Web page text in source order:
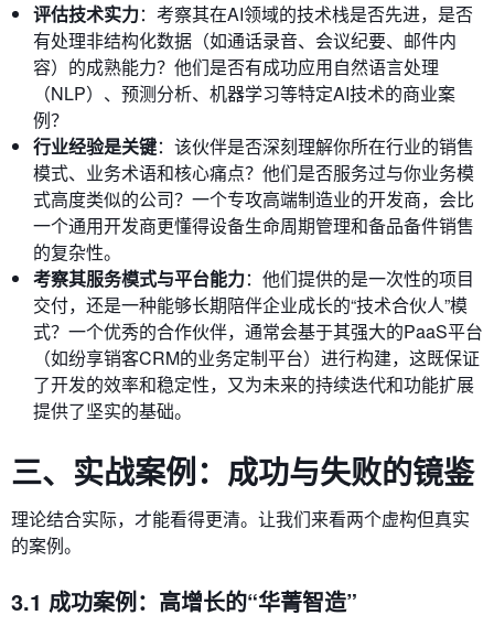
评估技术实力：考察其在AI领域的技术栈是否先进，是否
有处理非结构化数据（如通话录音、会议纪要、邮件内
容）的成熟能力？他们是否有成功应用自然语言处理
（NLP）、预测分析、机器学习等特定AI技术的商业案
例？
行业经验是关键：该伙伴是否深刻理解你所在行业的销售
模式、业务术语和核心痛点？他们是否服务过与你业务模
式高度类似的公司？一个专攻高端制造业的开发商，会比
一个通用开发商更懂得设备生命周期管理和备品备件销售
的复杂性。
考察其服务模式与平台能力：他们提供的是一次性的项目
交付，还是一种能够长期陪伴企业成长的“技术合伙人”模
式？一个优秀的合作伙伴，通常会基于其强大的PaaS平台
（如纷享销客CRM的业务定制平台）进行构建，这既保证
了开发的效率和稳定性，又为未来的持续迭代和功能扩展
提供了坚实的基础。
三、实战案例：成功与失败的镜鉴
理论结合实际，才能看得更清。让我们来看两个虚构但真实
的案例。
3.1 成功案例：高增长的“华菁智造”